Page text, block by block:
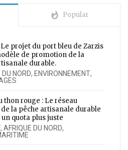
whatshot Popular
projet du port bleu de Zarzis
de promotion de la
durable.
NORD, ENVIRONNEMENT,
thon rouge : Le réseau
la pêche artisanale durable
quota plus juste
, AFRIQUE DU NORD,